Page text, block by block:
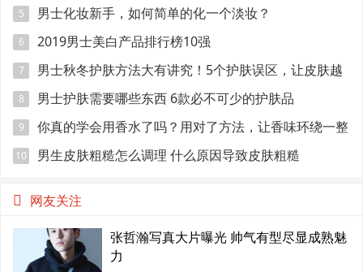
5 男士化妆新手，如何简单的化一个淡妆？
6 2019男士美白产品排行榜10强
7
男士秋冬护肤方法大有讲究！5个护肤误区，让皮肤越
变越糟！
8 男士护肤需要哪些东西 6款必不可少的护肤品
9
你真的学会用香水了吗？用对了方法，让香味环绕一整
天不是问题！
10 男生皮肤粗糙怎么调理 什么原因导致皮肤粗糙
网友关注
张哲瀚写真大片曝光 帅气有型尽显成熟魅
力